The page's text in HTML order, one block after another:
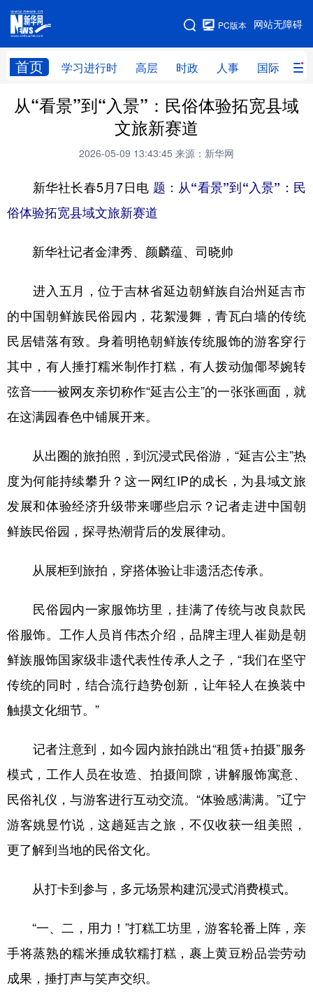
网站无障碍
PC版本
首页 学习进行时 高层 时政 人事 国际 财
网站地图
学习进行时 高层 时政 人事
财经 网评
科技 科创 量子 体育
文化 书画
访谈 视频 图片
食品 人居 信息化 数字经济
学术中国 乡村振兴 银龄 溯源中国
城市 旅游 能源 会展
娱乐 时尚 悦读
文化产业
地方频道
北京 天津 河北
辽宁 吉林 上海
山东 河南 湖北 湖南
广东 广西 海南 重庆
四川 贵州 云南 西藏
陕西
新疆 内蒙古 黑龙江
多语种频道
English Español Français عربى
Русский язык
Deutsch Português
从“看景”到“入景”：民俗体验拓宽县域
文旅新赛道
2026-05-09 13:43:45 来源：新华网
新华社长春5月7日电 题：从“看景”到“入景”：民
俗体验拓宽县域文旅新赛道
新华社记者金津秀、颜麟蕴、司晓帅
进入五月，位于吉林省延边朝鲜族自治州延吉市
的中国朝鲜族民俗园内，花絮漫舞，青瓦白墙的传统
民居错落有致。身着明艳朝鲜族传统服饰的游客穿行
其中，有人捶打糯米制作打糕，有人拨动伽倻琴婉转
弦音——被网友亲切称作“延吉公主”的一张张画面，就
在这满园春色中铺展开来。
从出圈的旅拍照，到沉浸式民俗游，“延吉公主”热
度为何能持续攀升？这一网红IP的成长，为县域文旅
发展和体验经济升级带来哪些启示？记者走进中国朝
鲜族民俗园，探寻热潮背后的发展律动。
从展柜到旅拍，穿搭体验让非遗活态传承。
民俗园内一家服饰坊里，挂满了传统与改良款民
俗服饰。工作人员肖伟杰介绍，品牌主理人崔勋是朝
鲜族服饰国家级非遗代表性传承人之子，“我们在坚守
传统的同时，结合流行趋势创新，让年轻人在换装中
触摸文化细节。”
记者注意到，如今园内旅拍跳出“租赁+拍摄”服务
模式，工作人员在妆造、拍摄间隙，讲解服饰寓意、
民俗礼仪，与游客进行互动交流。“体验感满满。”辽宁
游客姚昱竹说，这趟延吉之旅，不仅收获一组美照，
更了解到当地的民俗文化。
从打卡到参与，多元场景构建沉浸式消费模式。
“一、二，用力！”打糕工坊里，游客轮番上阵，亲
手将蒸熟的糯米捶成软糯打糕，裹上黄豆粉品尝劳动
成果，捶打声与笑声交织。